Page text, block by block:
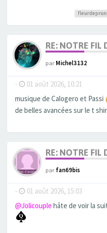
RE: NOTRE FIL
parMichel3132
- 01 août 2026, 10:21
musique de Calogero et Passi
de belles avancées sur le t
RE: NOTRE FIL
parfan69bis
- 01 août 2026, 15:03
@Jolicouple hâte de voir la